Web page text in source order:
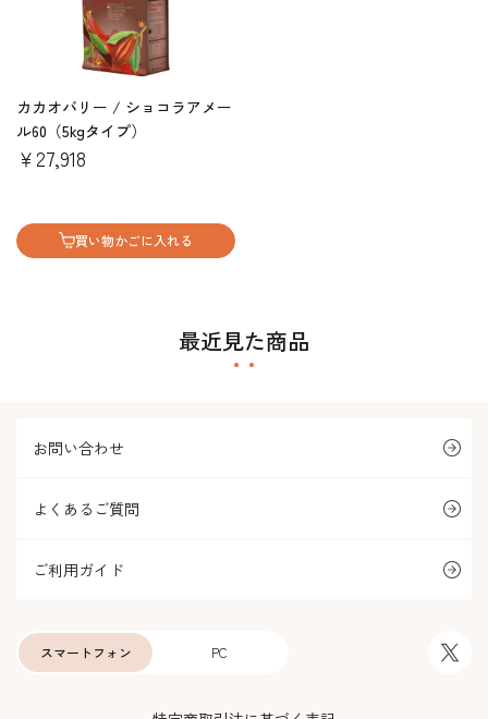
カカオバリー / ショコラアメー
ル60（5kgタイプ）
￥27,918
買い物かごに入れる
最近見た商品
お問い合わせ
よくあるご質問
ご利用ガイド
PC
スマートフォン